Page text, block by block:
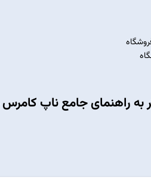
به راهنمای جامع ناپ کامرس